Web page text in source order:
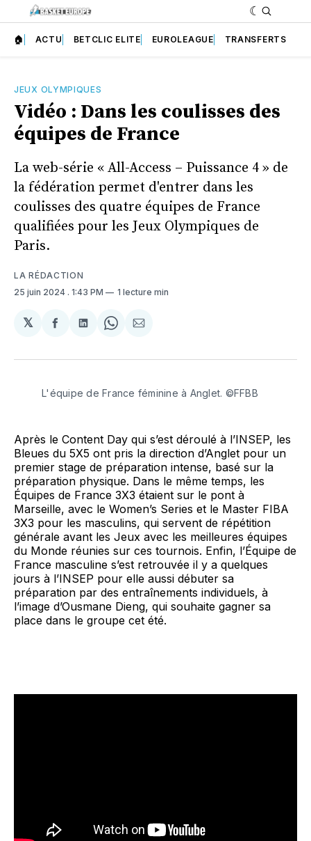
🏠 ACTU BETCLIC ELITE EUROLEAGUE TRANSFERTS
JEUX OLYMPIQUES
Vidéo : Dans les coulisses des
équipes de France
La web-série « All-Access – Puissance 4 » de
la fédération permet d'entrer dans les
coulisses des quatre équipes de France
qualifiées pour les Jeux Olympiques de
Paris.
LA RÉDACTION
25 juin 2024 . 1:43 PM 1 lecture min
𝕏
Partager
Facebook
Partager
LinkedIn
Share
WhatsApp
Partager
Courriel
L'équipe de France féminine à Anglet. ©FFBB
Après le Content Day qui s’est déroulé à l’INSEP, les
Bleues du 5X5 ont pris la direction d’Anglet pour un
premier stage de préparation intense, basé sur la
préparation physique. Dans le même temps, les
Équipes de France 3X3 étaient sur le pont à
Marseille, avec le Women’s Series et le Master FIBA
3X3 pour les masculins, qui servent de répétition
générale avant les Jeux avec les meilleures équipes
du Monde réunies sur ces tournois. Enfin, l’Équipe de
France masculine s’est retrouvée il y a quelques
jours à l’INSEP pour elle aussi débuter sa
préparation par des entraînements individuels, à
l’image d’Ousmane Dieng, qui souhaite gagner sa
place dans le groupe cet été.